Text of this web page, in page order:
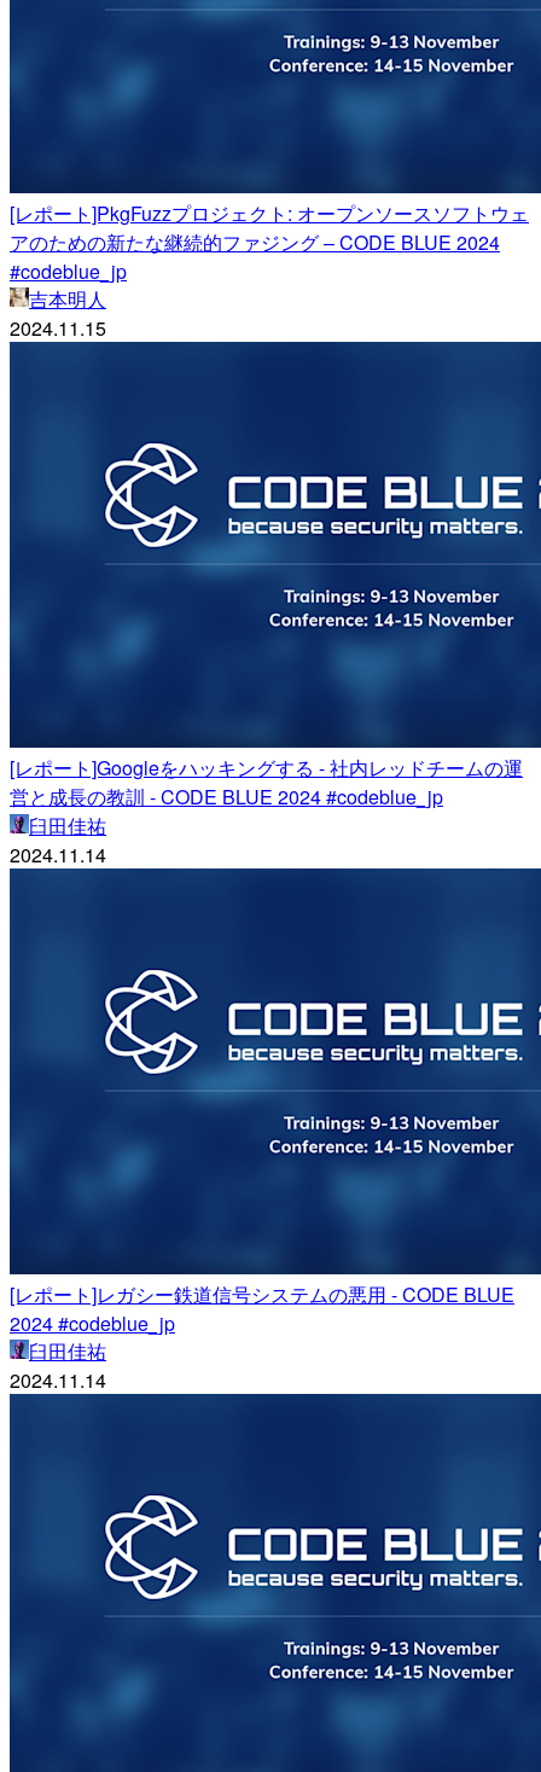
[レポート]PkgFuzzプロジェクト: オープンソースソフトウェ
アのための新たな継続的ファジング – CODE BLUE 2024
#codeblue_jp
吉本明人
2024.11.15
[レポート]Googleをハッキングする - 社内レッドチームの運
営と成長の教訓 - CODE BLUE 2024 #codeblue_jp
臼田佳祐
2024.11.14
[レポート]レガシー鉄道信号システムの悪用 - CODE BLUE
2024 #codeblue_jp
臼田佳祐
2024.11.14